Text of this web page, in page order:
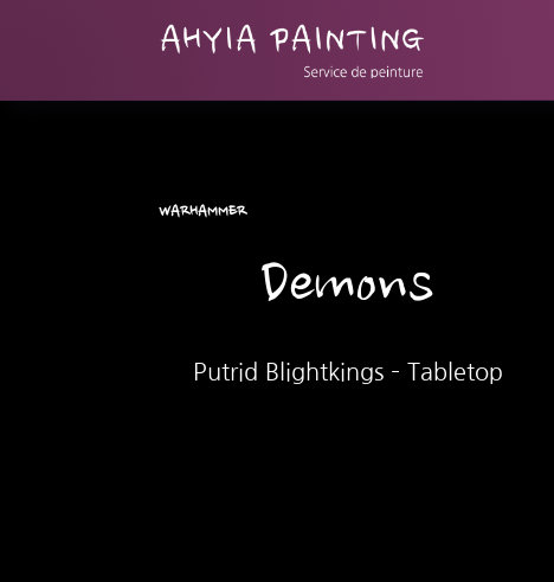
WARHAMMER
Demons
Putrid Blightkings – Tabletop